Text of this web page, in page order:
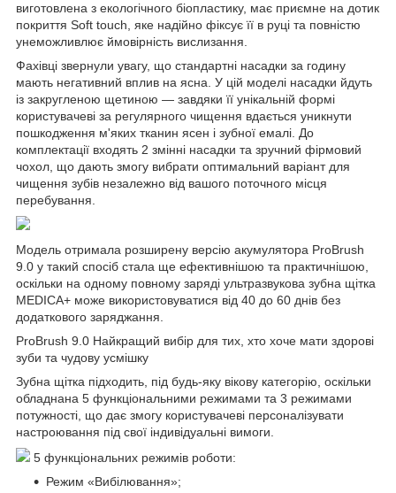
виготовлена з екологічного біопластику, має приємне на дотик
покриття Soft touch, яке надійно фіксує її в руці та повністю
унеможливлює ймовірність вислизання.
Фахівці звернули увагу, що стандартні насадки за годину
мають негативний вплив на ясна. У цій моделі насадки йдуть
із закругленою щетиною — завдяки її унікальній формі
користувачеві за регулярного чищення вдається уникнути
пошкодження м'яких тканин ясен і зубної емалі. До
комплектації входять 2 змінні насадки та зручний фірмовий
чохол, що дають змогу вибрати оптимальний варіант для
чищення зубів незалежно від вашого поточного місця
перебування.
Модель отримала розширену версію акумулятора ProBrush
9.0 у такий спосіб стала ще ефективнішою та практичнішою,
оскільки на одному повному заряді ультразвукова зубна щітка
MEDICA+ може використовуватися від 40 до 60 днів без
додаткового заряджання.
ProBrush 9.0 Найкращий вибір для тих, хто хоче мати здорові
зуби та чудову усмішку
Зубна щітка підходить, під будь-яку вікову категорію, оскільки
обладнана 5 функціональними режимами та 3 режимами
потужності, що дає змогу користувачеві персоналізувати
настроювання під свої індивідуальні вимоги.
5 функціональних режимів роботи:
Режим «Вибілювання»;